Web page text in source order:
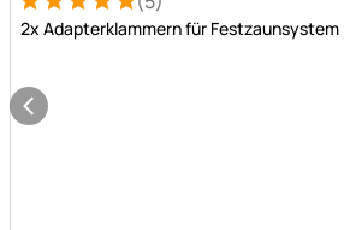
Bewertung: 5 von 5 (5 Bewertungen)
5 Bewertungen
2x Adapterklammern für Festzaunsystem